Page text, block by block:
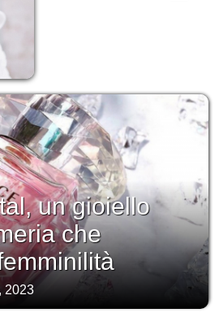
un gioiello
che
2023